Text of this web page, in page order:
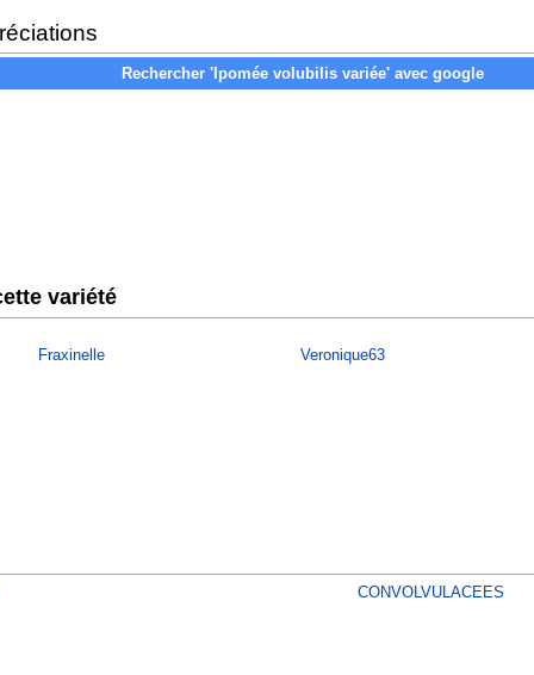
variété
Fraxinelle
Veronique63
CONVOLVULACEES